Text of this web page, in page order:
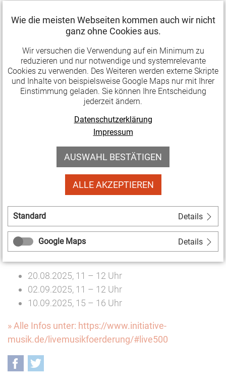
Das Programm zielt darauf ab, kulturelle Vielfalt auf
auftretenden Künstler*innen zu sichern –
insbesondere auch in kulturstrukturell schwächeren
Regionen. Daher gilt auch weiterhin eine
gleichmäßige Aufteilung der Fördergelder auf urbane
von 50 % als Förderkriterium. Aufgrund des großen
Bedarfes gibt es jedoch eine Änderung: Wer bereits in
beiden vorhergehenden Runden gefördert wurde, ist
von der 3. Runde ausgeschlossen.
Anträge können vom15. September 2025, 17 Uhr
das Windhundverfahren: "first come, first served".
Für die Antragstellung bietet die Initiative Musik
Infocalls an:
20.08.2025, 11 – 12 Uhr
02.09.2025, 11 – 12 Uhr
10.09.2025, 15 – 16 Uhr
» Alle Infos unter: https://www.initiative-
musik.de/livemusikfoerderung/#live500
Facebook
Wie die meisten Webseiten kommen auch wir nicht
ganz ohne Cookies aus.
Wir versuchen die Verwendung auf ein Minimum zu
reduzieren und nur notwendige und systemrelevante
Cookies zu verwenden. Des Weiteren werden externe Skripte
und Inhalte von beispielsweise Google Maps nur mit Ihrer
Einstimmung geladen. Sie können Ihre Entscheidung
jederzeit ändern.
Datenschutzerklärung
Impressum
AUSWAHL BESTÄTIGEN
ALLE AKZEPTIEREN
Standard Details
Google Maps Details